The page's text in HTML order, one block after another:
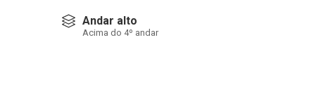
Andar alto
Acima do 4º andar